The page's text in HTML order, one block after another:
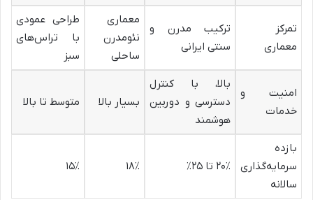
تمرکز
معماری
ترکیب مدرن و
سنتی ایرانی
معماری
نئومدرن
ساحلی
طراحی عمودی
با تراس‌های
سبز
امنیت و
خدمات
بالا، با کنترل
دسترسی و دوربین
هوشمند
بسیار بالا متوسط تا بالا
بازده
سرمایه‌گذاری
سالانه
۲۰٪ تا ۲۵٪ ۱۸٪ ۱۵٪